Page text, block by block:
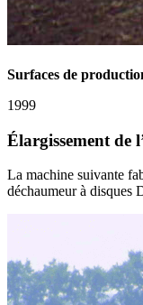
Surfaces de
1999
Élargissement de
La machine suivante
déchaumeur à